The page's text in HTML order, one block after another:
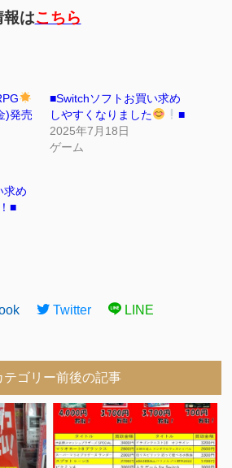
報はこちら
)発売
■Switchソフトお買い求め
しやすくなりました
■
2025年7月18日
ゲーム
求め
■
Twitter LINE
テゴリー前後の記事